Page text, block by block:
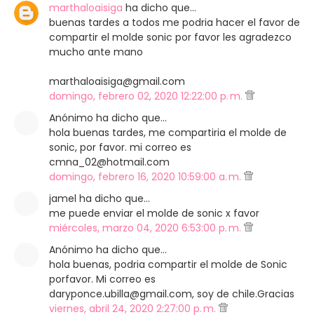
marthaloaisiga ha dicho que…
buenas tardes a todos me podria hacer el favor de
compartir el molde sonic por favor les agradezco
mucho ante mano
marthaloaisiga@gmail.com
domingo, febrero 02, 2020 12:22:00 p. m.
Anónimo ha dicho que…
hola buenas tardes, me compartiria el molde de
sonic, por favor. mi correo es
cmna_02@hotmail.com
domingo, febrero 16, 2020 10:59:00 a. m.
jamel ha dicho que…
me puede enviar el molde de sonic x favor
miércoles, marzo 04, 2020 6:53:00 p. m.
Anónimo ha dicho que…
hola buenas, podria compartir el molde de Sonic
porfavor. Mi correo es
daryponce.ubilla@gmail.com, soy de chile.Gracias
viernes, abril 24, 2020 2:27:00 p. m.